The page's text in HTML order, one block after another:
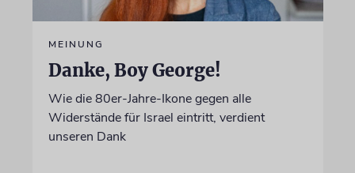
MEINUNG
Danke, Boy George!
Wie die 80er-Jahre-Ikone gegen alle
Widerstände für Israel eintritt, verdient
unseren Dank